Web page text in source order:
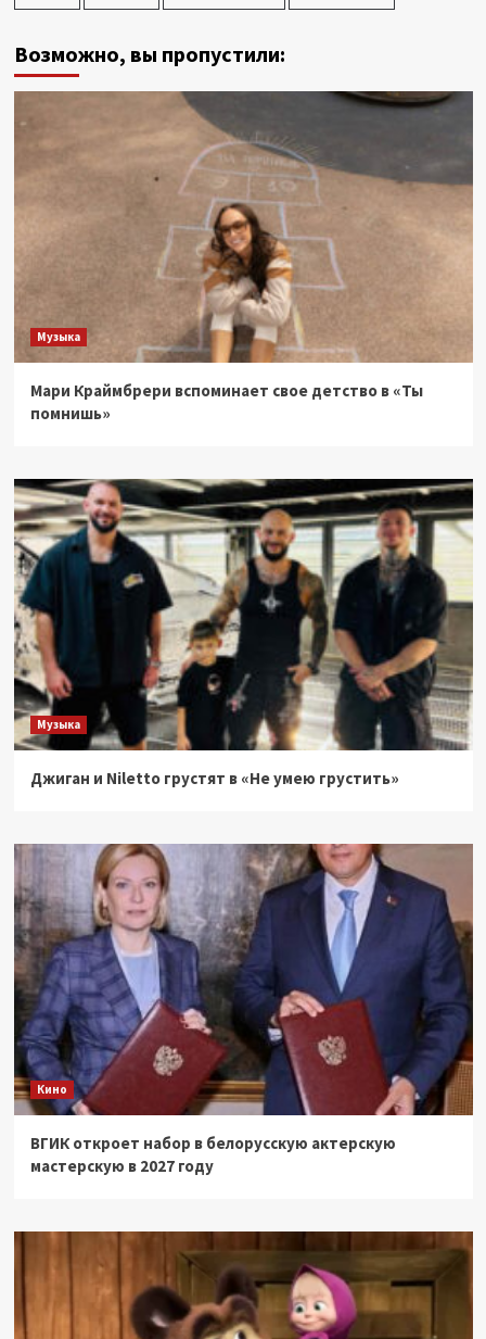
Возможно, вы пропустили:
Музыка
Мари Краймбрери вспоминает свое детство в «Ты
помнишь»
Музыка
Джиган и Niletto грустят в «Не умею грустить»
Кино
ВГИК откроет набор в белорусскую актерскую
мастерскую в 2027 году